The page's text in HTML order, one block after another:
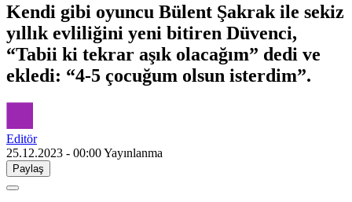
Kendi gibi oyuncu Bülent Şakrak ile sekiz
yıllık evliliğini yeni bitiren Düvenci,
“Tabii ki tekrar aşık olacağım” dedi ve
ekledi: “4-5 çocuğum olsun isterdim”.
Editör
25.12.2023 - 00:00Yayınlanma
Paylaş